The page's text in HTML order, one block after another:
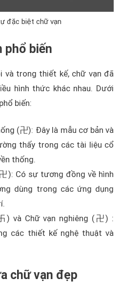
đặc biệt chữ vạn
phổ biến
và trong thiết kế, chữ vạn đã
hình thức khác nhau. Dưới
biến:
(卍): Đây là mẫu cơ bản và
thấy trong các tài liệu cổ
thống.
): Có sự tương đồng về hình
dùng trong các ứng dụng
) và Chữ vạn nghiêng (卍) :
các thiết kế nghệ thuật và
chữ vạn đẹp